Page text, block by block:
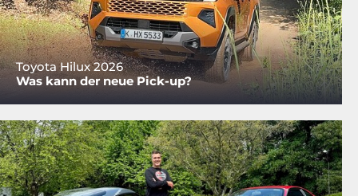
Toyota Hilux 2026
Was kann der neue Pick-up?